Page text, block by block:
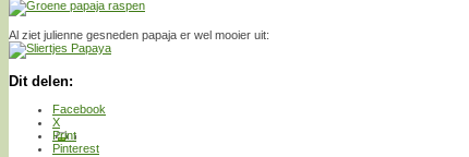
Al ziet julienne gesneden papaja er wel mooier uit:
Dit delen:
Facebook
X
Print
Pinterest